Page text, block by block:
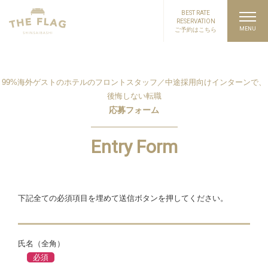
BEST RATE
RESERVATION
ご予約はこちら
99%海外ゲストのホテルのフロントスタッフ／中途採用向けインターンで、
後悔しない転職
応募フォーム
Entry Form
下記全ての必須項目を埋めて送信ボタンを押してください。
氏名（全角）